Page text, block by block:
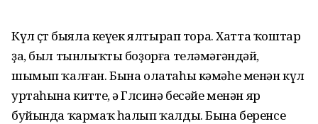
Күл өҫтө быяла кеүек ялтырап тора. Хатта ҡоштар
ҙа, был тынлыҡты боҙорға теләмәгәндәй,
шымып ҡалған. Бына олатаһы кәмәһе менән күл
уртаһына китте, ә Гөлсинә бесәйе менән яр
буйында ҡармаҡ һалып ҡалды. Бына беренсе